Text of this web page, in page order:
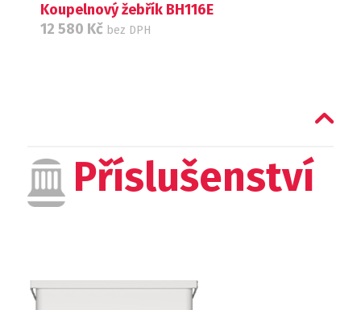
Koupelnový žebřík BH116E
12 580 Kč bez DPH
Příslušenství